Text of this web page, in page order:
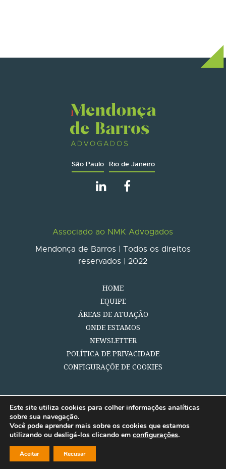
São Paulo Rio de Janeiro
Associado ao NMK Advogados
Mendonça de Barros | Todos os direitos
reservados | 2022
HOME
EQUIPE
ÁREAS DE ATUAÇÃO
ONDE ESTAMOS
NEWSLETTER
POLÍTICA DE PRIVACIDADE
CONFIGURAÇÕE DE COOKIES
Este site utiliza cookies para colher informações analíticas
sobre sua navegação.
Você pode aprender mais sobre os cookies que estamos
utilizando ou desligá-los clicando em configurações.
Aceitar Recusar